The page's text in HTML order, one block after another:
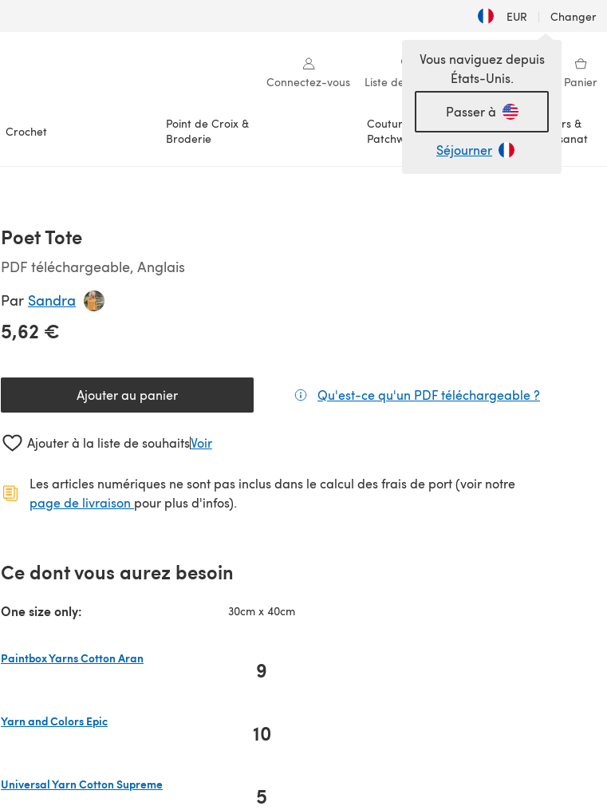
EUR | Changer
Connectez-vous Liste de souhaits Ma bibliothèque Panier
Crochet
Point de Croix &
Broderie
Couture &
Patchwork
Loisirs &
Artisanat
Vous naviguez depuis
États-Unis.
Passer à
Séjourner
Poet Tote
PDF téléchargeable, Anglais
Par Sandra
5,62 €
Ajouter au panier Qu'est-ce qu'un PDF téléchargeable ?
Ajouter à la liste de souhaitsVoir
Les articles numériques ne sont pas inclus dans le calcul des frais de port (voir notre
page de livraison (s'ouvre dans un nouvel onglet)
pour plus d'infos).
Ce dont vous aurez besoin
One size only: 30cm x 40cm
Paintbox Yarns Cotton Aran
9
Yarn and Colors Epic
10
Universal Yarn Cotton Supreme
5